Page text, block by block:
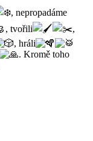
, nepropadáme
, tvořili
,
, hráli
. Kromě toho